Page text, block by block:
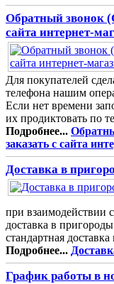
Обратный звонок
сайта интернет-
Для покупателей
телефона нашим
Если нет времени
их продиктовать по
Подробнее...
заказать с сайта
Доставка в
при взаимодействии
доставка в
стандартная
Подробнее...
График работы в